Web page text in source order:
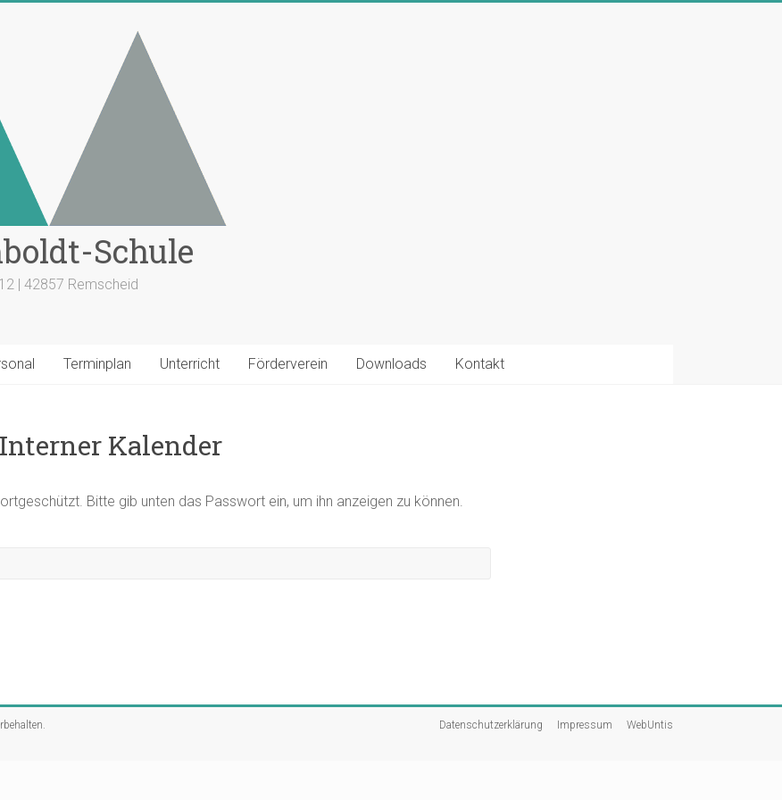
Schule
| 42857 Remscheid
Terminplan Unterricht Förderverein Downloads Kontakt
Kalender
Bitte gib unten das Passwort ein, um ihn anzeigen zu können.
Datenschutzerklärung Impressum WebUntis